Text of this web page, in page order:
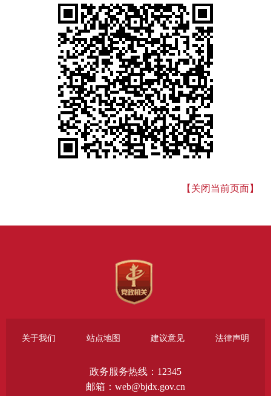
【关闭当前页面】
关于我们 站点地图 建议意见 法律声明
政务服务热线：12345
邮箱：web@bjdx.gov.cn